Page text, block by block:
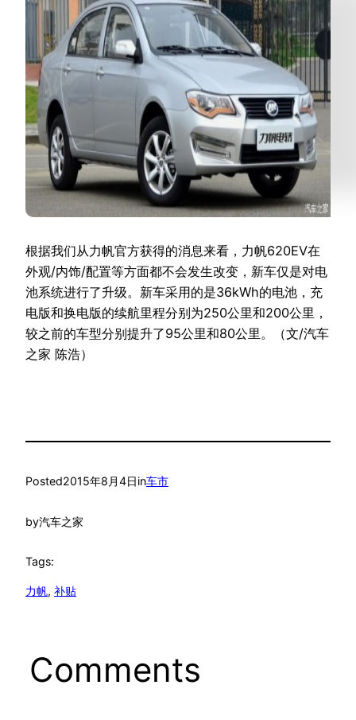
根据我们从力帆官方获得的消息来看，力帆620EV在
外观/内饰/配置等方面都不会发生改变，新车仅是对电
池系统进行了升级。新车采用的是36kWh的电池，充
电版和换电版的续航里程分别为250公里和200公里，
较之前的车型分别提升了95公里和80公里。（文/汽车
之家 陈浩）
Posted2015年8月4日in车市
by汽车之家
Tags:
力帆, 补贴
Comments